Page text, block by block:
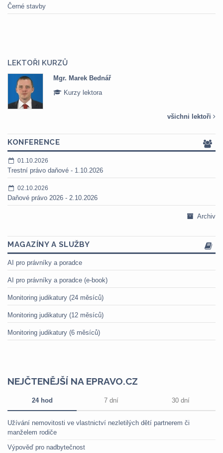
Černé stavby
LEKTOŘI KURZŮ
Mgr. Marek Bednář
Kurzy lektora
všichni lektoři
KONFERENCE
01.10.2026
Trestní právo daňové - 1.10.2026
02.10.2026
Daňové právo 2026 - 2.10.2026
Archiv
MAGAZÍNY A SLUŽBY
AI pro právníky a poradce
AI pro právníky a poradce (e-book)
Monitoring judikatury (24 měsíců)
Monitoring judikatury (12 měsíců)
Monitoring judikatury (6 měsíců)
NEJČTENĚJŠÍ NA EPRAVO.CZ
24 hod 7 dní 30 dní
Užívání nemovitosti ve vlastnictví nezletilých dětí partnerem či
manželem rodiče
Výpověď pro nadbytečnost